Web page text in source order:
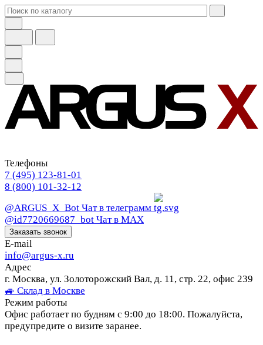
Телефоны
7 (495) 123-81-01
8 (800) 101-32-12
@ARGUS_X_Bot Чат в телеграмм
@id7720669687_bot Чат в МАХ
Заказать звонок
E-mail
info@argus-x.ru
Адрес
г. Москва, ул. Золоторожский Вал, д. 11, стр. 22, офис 239
🚙 Склад в Москве
Режим работы
Офис работает по будням с 9:00 до 18:00. Пожалуйста,
предупредите о визите заранее.